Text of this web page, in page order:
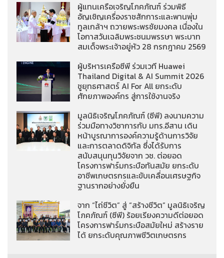
ผู้แทนเครือเจริญโภคภัณฑ์ ร่วมพิธี
อัญเชิญเครื่องราชสักการะและพานพุ่ม
ทูลเกล้าฯ ถวายพระพรชัยมงคล เนื่องใน
โอกาสวันเฉลิมพระชนมพรรษา พระบาท
สมเด็จพระเจ้าอยู่หัว 28 กรกฎาคม 2569
ผู้บริหารเครือซีพี ร่วมเวที Huawei
Thailand Digital & AI Summit 2026
ชูยุทธศาสตร์ AI For All ยกระดับ
ศักยภาพองค์กร สู่การใช้งานจริง
มูลนิธิเจริญโภคภัณฑ์ (ซีพี) ลงนามความ
ร่วมมือทางวิชาการกับ มทร.อีสาน เดิน
หน้าบูรณาการองค์ความรู้ด้านการวิจัย
และการตลาดดิจิทัล ซึ่งได้รับการ
สนับสนุนทุนวิจัยจาก วช. ต่อยอด
โครงการฟาร์มกระบือทันสมัย ยกระดับ
อาชีพเกษตรกรและขับเคลื่อนเศรษฐกิจ
ฐานรากอย่างยั่งยืน
จาก “ไถ่ชีวิต” สู่ “สร้างชีวิต” มูลนิธิเจริญ
โภคภัณฑ์ (ซีพี) ร้อยเรียงความดีต่อยอด
โครงการฟาร์มกระบือสมัยใหม่ สร้างราย
ได้ ยกระดับคุณภาพชีวิตเกษตรกร